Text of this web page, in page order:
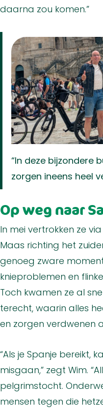
daarna zou komen.”
“In deze bijzondere
zorgen ineens heel
Op weg naar
In mei vertrokken ze
Maas richting het
genoeg zware
knieproblemen en
Toch kwamen ze al
terecht, waarin alles
en zorgen verdwenen
“Als je Spanje bereikt,
misgaan,” zegt Wim.
pelgrimstocht.
mensen tegen die